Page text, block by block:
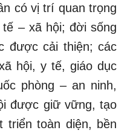
có vị trí quan trọng
– xã hội; đời sống
được cải thiện; các
hội, y tế, giáo dục
phòng – an ninh,
được giữ vững, tạo
triển toàn diện, bền